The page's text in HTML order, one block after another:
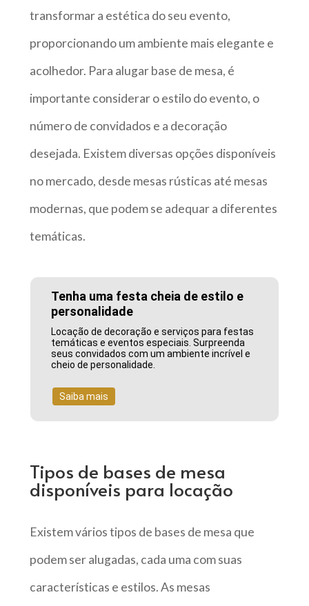
transformar a estética do seu evento,
proporcionando um ambiente mais elegante e
acolhedor. Para alugar base de mesa, é
importante considerar o estilo do evento, o
número de convidados e a decoração
desejada. Existem diversas opções disponíveis
no mercado, desde mesas rústicas até mesas
modernas, que podem se adequar a diferentes
temáticas.
Tenha uma festa cheia de estilo e
personalidade
Locação de decoração e serviços para festas
temáticas e eventos especiais. Surpreenda
seus convidados com um ambiente incrível e
cheio de personalidade.
Saiba mais
Tipos de bases de mesa
disponíveis para locação
Existem vários tipos de bases de mesa que
podem ser alugadas, cada uma com suas
características e estilos. As mesas